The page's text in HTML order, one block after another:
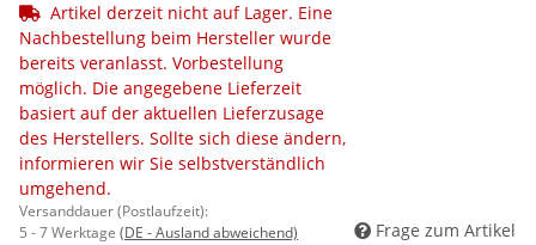
Artikel derzeit nicht auf Lager. Eine
Nachbestellung beim Hersteller wurde
bereits veranlasst. Vorbestellung
möglich. Die angegebene Lieferzeit
basiert auf der aktuellen Lieferzusage
des Herstellers. Sollte sich diese ändern,
informieren wir Sie selbstverständlich
umgehend.
Versanddauer (Postlaufzeit):
5 - 7 Werktage (DE - Ausland abweichend) Frage zum Artikel